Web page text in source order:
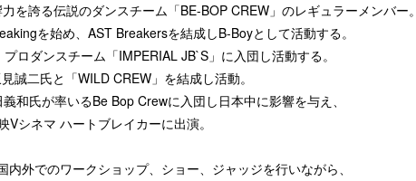
を誇る伝説のダンスチーム「BE-BOP CREW」のレギュラーメンバー。
を始め、AST Breakersを結成しB-Boyとして活動する。
ロダンスチーム「IMPERIAL JB`S」に入団し活動する。
誠二氏と「WILD CREW」を結成し活動。
和氏が率いるBe Bop Crewに入団し日本中に影響を与え、
Vシネマ ハートブレイカーに出演。
外でのワークショップ、ショー、ジャッジを行いながら、